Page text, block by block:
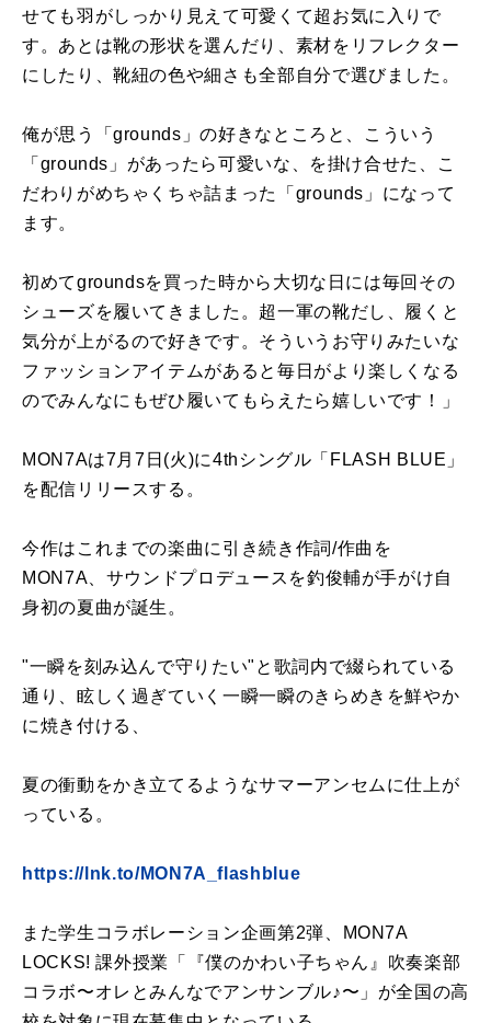
せても羽がしっかり見えて可愛くて超お気に入りで
す。あとは靴の形状を選んだり、素材をリフレクター
にしたり、靴紐の色や細さも全部自分で選びました。
俺が思う「grounds」の好きなところと、こういう
「grounds」があったら可愛いな、を掛け合せた、こ
だわりがめちゃくちゃ詰まった「grounds」になって
ます。
初めてgroundsを買った時から大切な日には毎回その
シューズを履いてきました。超一軍の靴だし、履くと
気分が上がるので好きです。そういうお守りみたいな
ファッションアイテムがあると毎日がより楽しくなる
のでみんなにもぜひ履いてもらえたら嬉しいです！」
MON7Aは7月7日(火)に4thシングル「FLASH BLUE」
を配信リリースする。
今作はこれまでの楽曲に引き続き作詞/作曲を
MON7A、サウンドプロデュースを釣俊輔が手がけ自
身初の夏曲が誕生。
"一瞬を刻み込んで守りたい"と歌詞内で綴られている
通り、眩しく過ぎていく一瞬一瞬のきらめきを鮮やか
に焼き付ける、
夏の衝動をかき立てるようなサマーアンセムに仕上が
っている。
https://lnk.to/MON7A_flashblue
また学生コラボレーション企画第2弾、MON7A
LOCKS! 課外授業「『僕のかわい子ちゃん』吹奏楽部
コラボ〜オレとみんなでアンサンブル♪〜」が全国の高